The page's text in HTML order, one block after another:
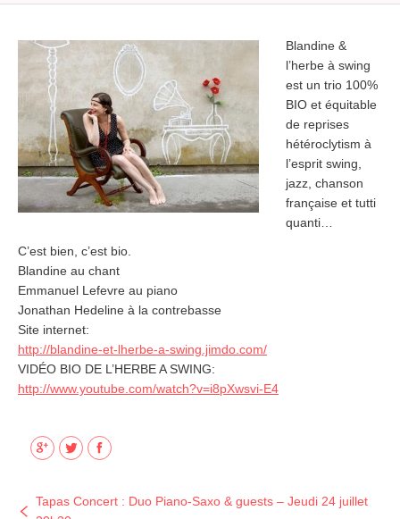
Blandine &
l’herbe à swing
est un trio 100%
BIO et équitable
de reprises
hétéroclytism à
l’esprit swing,
jazz, chanson
française et tutti
quanti…
C’est bien, c’est bio.
Blandine au chant
Emmanuel Lefevre au piano
Jonathan Hedeline à la contrebasse
Site internet:
http://blandine-et-lherbe-a-swing.jimdo.com/
VIDÉO BIO DE L’HERBE A SWING:
http://www.youtube.com/watch?v=i8pXwsvi-E4
Facebook
Twitter
Google+
Tapas Concert : Duo Piano-Saxo & guests – Jeudi 24 juillet